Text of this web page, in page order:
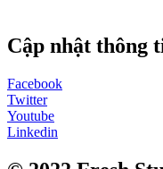
Cập nhật thông
Facebook
Twitter
Youtube
Linkedin